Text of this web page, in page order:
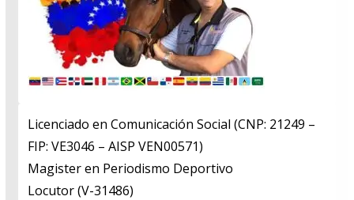
Licenciado en Comunicación Social (CNP: 21249 –
FIP: VE3046 – AISP VEN00571)
​Magister en Periodismo Deportivo
​Locutor (V-31486)